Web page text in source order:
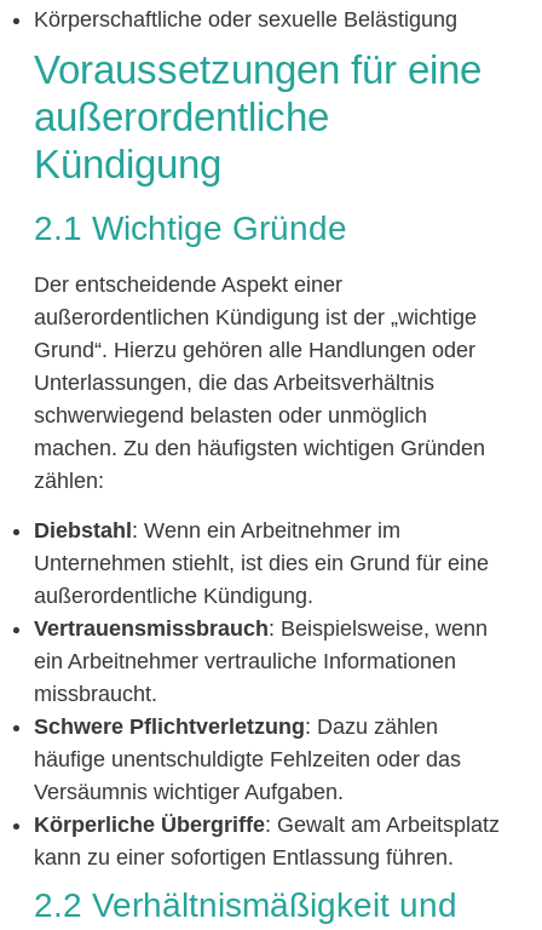
Körperschaftliche oder sexuelle Belästigung
Voraussetzungen für eine
außerordentliche
Kündigung
2.1 Wichtige Gründe
Der entscheidende Aspekt einer
außerordentlichen Kündigung ist der „wichtige
Grund“. Hierzu gehören alle Handlungen oder
Unterlassungen, die das Arbeitsverhältnis
schwerwiegend belasten oder unmöglich
machen. Zu den häufigsten wichtigen Gründen
zählen:
Diebstahl : Wenn ein Arbeitnehmer im
Unternehmen stiehlt, ist dies ein Grund für eine
außerordentliche Kündigung.
Vertrauensmissbrauch: Beispielsweise, wenn
ein Arbeitnehmer vertrauliche Informationen
missbraucht.
Schwere Pflichtverletzung: Dazu zählen
häufige unentschuldigte Fehlzeiten oder das
Versäumnis wichtiger Aufgaben.
Körperliche Übergriffe: Gewalt am Arbeitsplatz
kann zu einer sofortigen Entlassung führen.
2.2 Verhältnismäßigkeit und